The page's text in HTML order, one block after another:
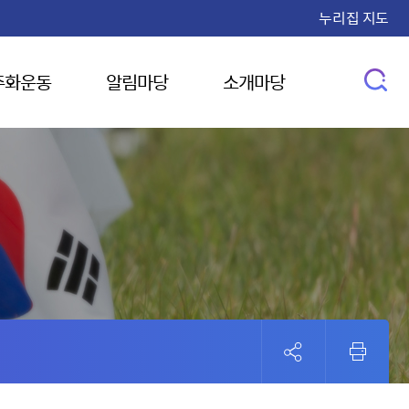
누리집 지도
운동 알림마당 소개마당